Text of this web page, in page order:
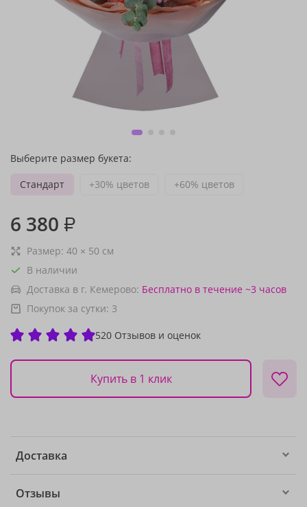
Выберите размер букета:
Стандарт
+30% цветов +60% цветов
6 380 ₽
Размер: 40 × 50 см
В наличии
Доставка в г. Кемерово: Бесплатно в течение ~3 часов
Покупок за сутки: 3
520 Отзывов и оценок
Купить в 1 клик
Доставка
Отзывы